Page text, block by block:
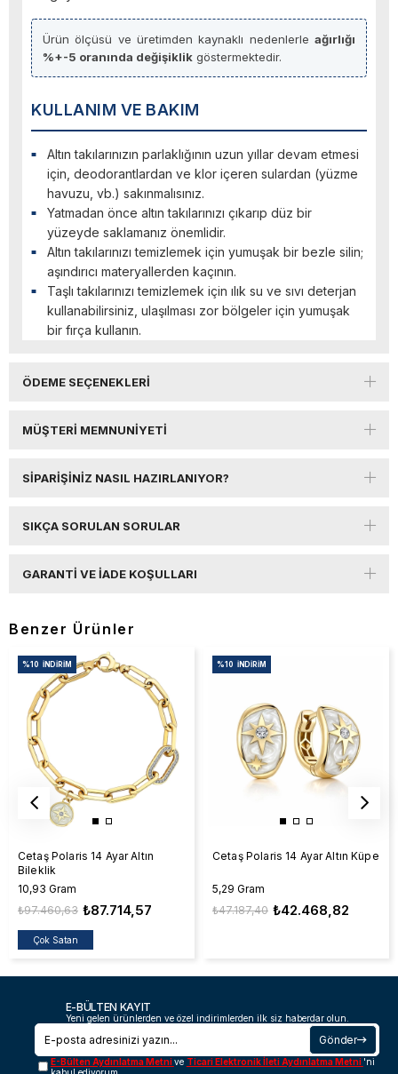
Ürün ölçüsü ve üretimden kaynaklı nedenlerle ağırlığı
%+-5 oranında değişiklik göstermektedir.
KULLANIM VE BAKIM
Altın takılarınızın parlaklığının uzun yıllar devam etmesi
için, deodorantlardan ve klor içeren sulardan (yüzme
havuzu, vb.) sakınmalısınız.
Yatmadan önce altın takılarınızı çıkarıp düz bir
yüzeyde saklamanız önemlidir.
Altın takılarınızı temizlemek için yumuşak bir bezle silin;
aşındırıcı materyallerden kaçının.
Taşlı takılarınızı temizlemek için ılık su ve sıvı deterjan
kullanabilirsiniz, ulaşılması zor bölgeler için yumuşak
bir fırça kullanın.
ÖDEME SEÇENEKLERI
MÜŞTERI MEMNUNIYETI
SIPARIŞINIZ NASIL HAZIRLANIYOR?
SIKÇA SORULAN SORULAR
GARANTI VE İADE KOŞULLARI
Benzer Ürünler
Cetaş Polaris 14 Ayar Altın
Bileklik
10,93 Gram
₺87.714,57
₺97.460,63
Çok Satan
%10 İNDIRIM
Cetaş Polaris 14 Ayar Altın Küpe
5,29 Gram
₺42.468,82
₺47.187,40
%10 İNDIRIM
E-BÜLTEN KAYIT
Yeni gelen ürünlerden ve özel indirimlerden ilk siz haberdar olun.
Gönder
E-Bülten Aydınlatma Metnive Ticari Elektronik İleti Aydınlatma Metni 'ni